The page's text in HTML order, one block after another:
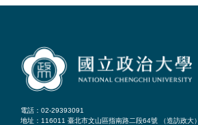
電話：02-29393091
地址：116011 臺北市文山區指南路二段64號 （造訪政大）